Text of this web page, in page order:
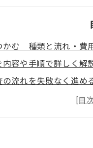
かむ 種類と流れ・費
内容や手順で詳しく
の流れを失敗なく進
おける注意点 工期や
お問い合
お問い合